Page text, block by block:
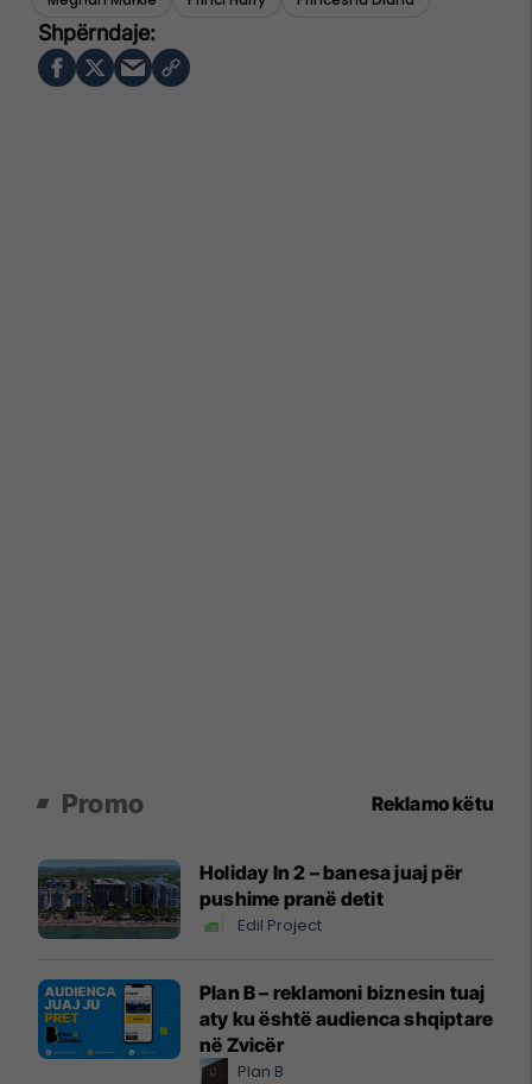
Promo Reklamo këtu
Holiday In 2 – banesa juaj për
pushime pranë detit
Edil Project
Plan B – reklamoni biznesin tuaj
aty ku është audienca shqiptare
në Zvicër
Plan B